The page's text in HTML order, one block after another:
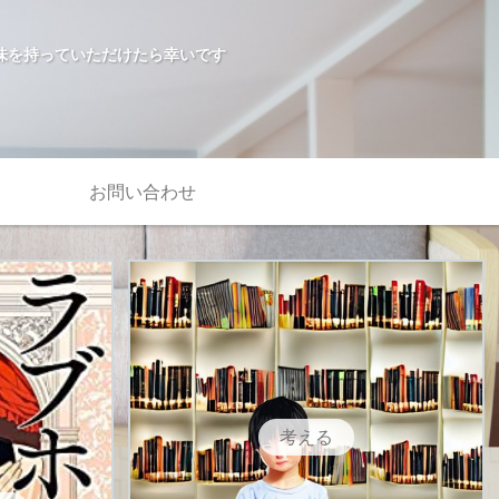
持っていただけたら幸いです
お問い合わせ
考える